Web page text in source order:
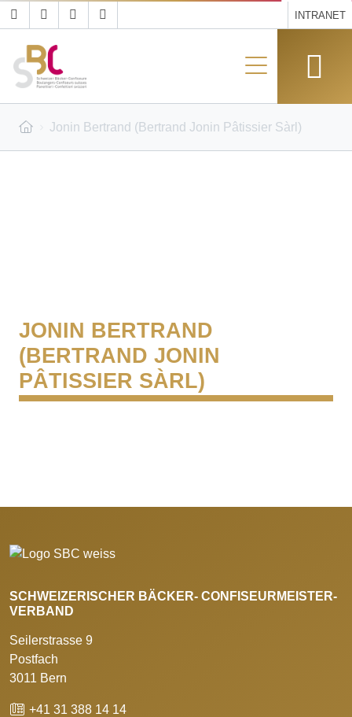
INTRANET
Jonin Bertrand (Bertrand Jonin Pâtissier Sàrl)
JONIN BERTRAND
(BERTRAND JONIN
PÂTISSIER SÀRL)
SCHWEIZERISCHER BÄCKER- CONFISEURMEISTER-
VERBAND
Seilerstrasse 9
Postfach
3011 Bern
+41 31 388 14 14